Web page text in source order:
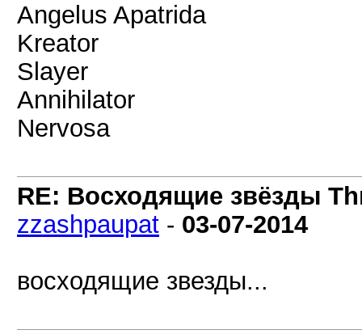
Angelus Apatrida
Kreator
Slayer
Annihilator
Nervosa
RE: Восходящие звёзды
zzashpaupat - 03-07-2014
восходящие звезды...